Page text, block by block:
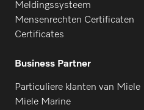
Meldingssysteem
Mensenrechten Certificaten
Certificates
Business Partner
Particuliere klanten van Miele
Miele Marine